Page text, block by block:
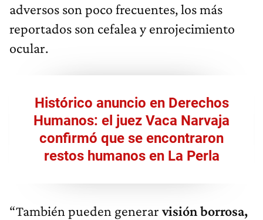
adversos son poco frecuentes, los más
reportados son cefalea y enrojecimiento
ocular.
Histórico anuncio en Derechos
Humanos: el juez Vaca Narvaja
confirmó que se encontraron
restos humanos en La Perla
“También pueden generarvisión borrosa,